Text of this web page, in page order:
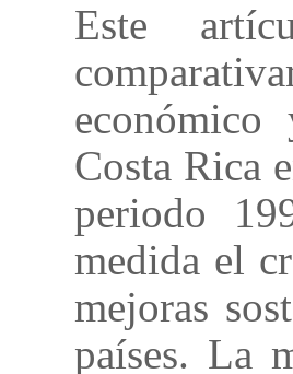
Este
Costa Rica
periodo
medida el
mejoras
países. La